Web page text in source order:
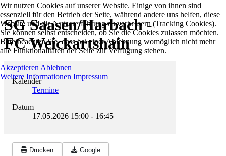
SG Saasen/Harbach -
FC Weickartshain
Kalender
Termine
Datum
17.05.2026 15:00 - 16:45
Drucken
Google
Wir nutzen Cookies auf unserer Website. Einige von ihnen sind
essenziell für den Betrieb der Seite, während andere uns helfen, diese
Website und die Nutzererfahrung zu verbessern (Tracking Cookies).
Sie können selbst entscheiden, ob Sie die Cookies zulassen möchten.
Bitte beachten Sie, dass bei einer Ablehnung womöglich nicht mehr
alle Funktionalitäten der Seite zur Verfügung stehen.
Akzeptieren Ablehnen
Weitere Informationen Impressum